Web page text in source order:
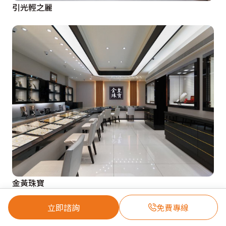
立即諮詢 免費專線
引光輕之麗
金黃珠寶